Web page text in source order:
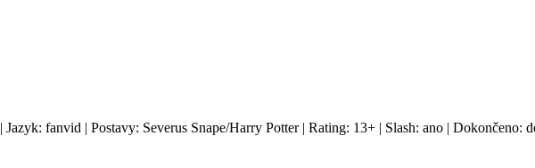
| Jazyk: fanvid | Postavy: Severus Snape/Harry Potter | Rating: 13+ | Slash: ano | Dokončeno: